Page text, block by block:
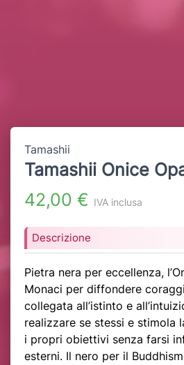
Tamashii
Tamashii Onice
42,00 € IVA inclusa
Descrizione
Pietra nera per eccellenza,
Monaci per diffondere
collegata all’istinto e
realizzare se stessi e stimola
i propri obiettivi senza farsi
esterni. Il nero per il